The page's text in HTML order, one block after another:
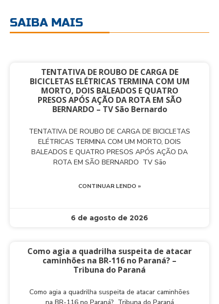
SAIBA MAIS
TENTATIVA DE ROUBO DE CARGA DE
BICICLETAS ELÉTRICAS TERMINA COM UM
MORTO, DOIS BALEADOS E QUATRO
PRESOS APÓS AÇÃO DA ROTA EM SÃO
BERNARDO – TV São Bernardo
TENTATIVA DE ROUBO DE CARGA DE BICICLETAS
ELÉTRICAS TERMINA COM UM MORTO, DOIS
BALEADOS E QUATRO PRESOS APÓS AÇÃO DA
ROTA EM SÃO BERNARDO TV São
CONTINUAR LENDO »
6 de agosto de 2026
Como agia a quadrilha suspeita de atacar
caminhões na BR-116 no Paraná? –
Tribuna do Paraná
Como agia a quadrilha suspeita de atacar caminhões